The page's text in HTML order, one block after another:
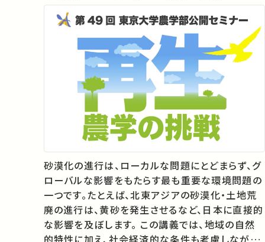
砂漠化の進行は、ローカルな問題にとどまらず、グ
ローバルな影響をもたらす最も重要な環境問題の
一つです。たとえば、北東アジアの砂漠化・土地荒
廃の進行は、黄砂を発生させるなど、日本に直接的
な影響を及ぼします。 この講義では、地域の自然
的特性に加え、社会経済的な条件も考慮しながら、